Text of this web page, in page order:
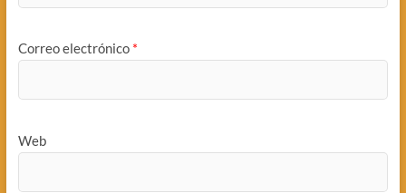
Correo electrónico *
Web